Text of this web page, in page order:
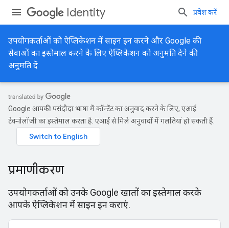
Identity प्रवेश करें
उपयोगकर्ताओं को ऐप्लिकेशन में साइन इन करने और Google की
सेवाओं का इस्तेमाल करने के लिए ऐप्लिकेशन को अनुमति देने की
अनुमति दें
Google आपकी पसंदीदा भाषा में कॉन्टेंट का अनुवाद करने के लिए, एआई
टेक्नोलॉजी का इस्तेमाल करता है. एआई से मिले अनुवादों में गलतियां हो सकती हैं.
प्रमाणीकरण
उपयोगकर्ताओं को उनके Google खातों का इस्तेमाल करके
आपके ऐप्लिकेशन में साइन इन कराएं.